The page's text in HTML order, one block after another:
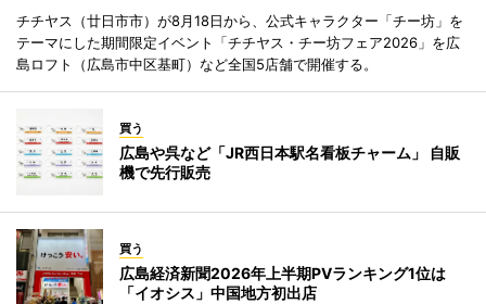
チチヤス（廿日市市）が8月18日から、公式キャラクター「チー坊」を
テーマにした期間限定イベント「チチヤス・チー坊フェア2026」を広
島ロフト（広島市中区基町）など全国5店舗で開催する。
買う
広島や呉など「JR西日本駅名看板チャーム」 自販
機で先行販売
買う
広島経済新聞2026年上半期PVランキング1位は
「イオシス」中国地方初出店